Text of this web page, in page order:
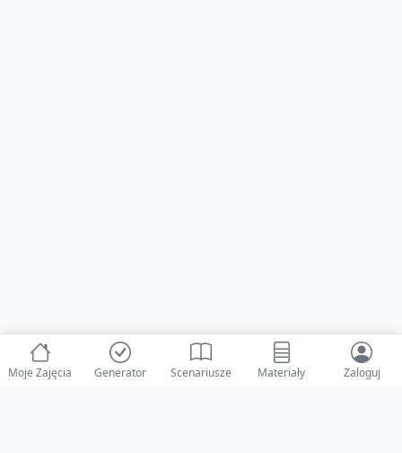
Moje Zajęcia Generator Scenariusze Materiały Zaloguj